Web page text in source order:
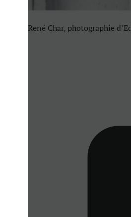
René Char, photographie